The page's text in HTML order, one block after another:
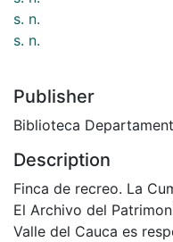
s. n.
s. n.
Publisher
Biblioteca
Description
Finca de recreo. La
El Archivo del
Valle del Cauca es